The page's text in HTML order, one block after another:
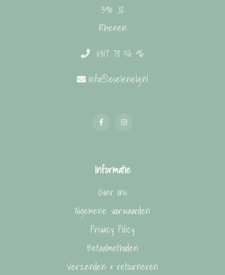
3911 JE
Rhenen
0317 78 56 96
info@eselenelg.nl
Informatie
Over ons
Algemene voorwaarden
Privacy Policy
Betaalmethoden
Verzenden & retourneren